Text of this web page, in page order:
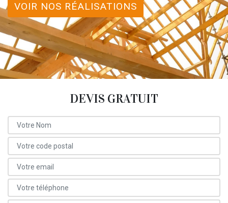
VOIR NOS RÉALISATIONS
DEVIS GRATUIT